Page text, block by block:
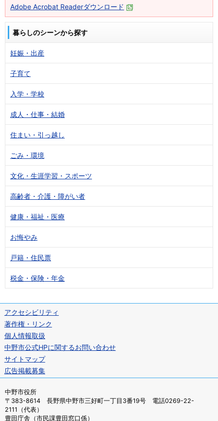
Adobe Acrobat Readerダウンロード
暮らしのシーンから探す
妊娠・出産
子育て
入学・学校
成人・仕事・結婚
住まい・引っ越し
ごみ・環境
文化・生涯学習・スポーツ
高齢者・介護・障がい者
健康・福祉・医療
お悔やみ
戸籍・住民票
税金・保険・年金
アクセシビリティ
著作権・リンク
個人情報取扱
中野市公式HPに関するお問い合わせ
サイトマップ
広告掲載募集
中野市役所
〒383-8614 長野県中野市三好町一丁目3番19号 電話0269-22-
2111（代表）
豊田庁舎（市民課豊田窓口係）